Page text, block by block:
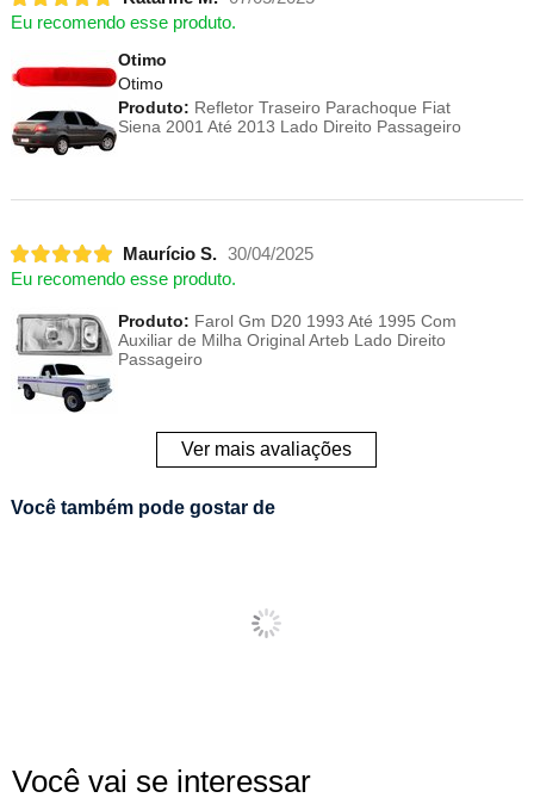
Eu recomendo esse produto.
Otimo
Otimo
Produto: Refletor Traseiro Parachoque Fiat
Siena 2001 Até 2013 Lado Direito Passageiro
Maurício S. 30/04/2025
Eu recomendo esse produto.
Produto: Farol Gm D20 1993 Até 1995 Com
Auxiliar de Milha Original Arteb Lado Direito
Passageiro
Ver mais avaliações
Você também pode gostar de
Você vai se interessar